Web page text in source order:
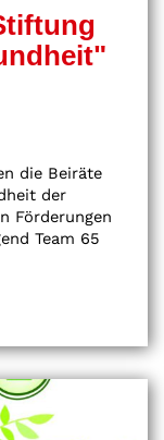
die Beiräte
der
Förderungen
Team 65